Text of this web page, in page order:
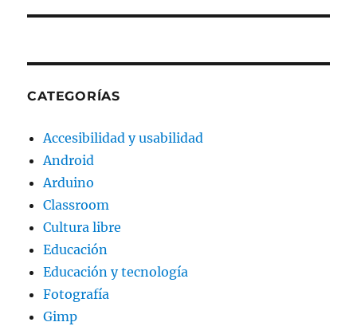
CATEGORÍAS
Accesibilidad y usabilidad
Android
Arduino
Classroom
Cultura libre
Educación
Educación y tecnología
Fotografía
Gimp